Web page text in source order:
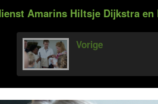
Amarins Hiltsje Dijkstra
Vorige